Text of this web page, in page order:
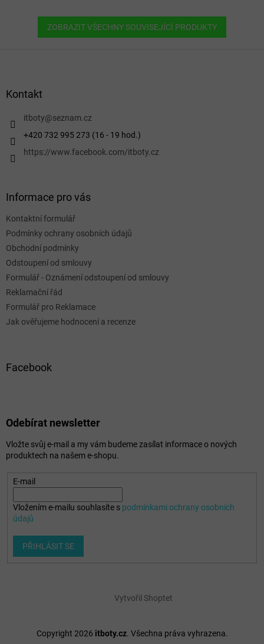
ZOBRAZIT VŠECHNY SOUVISEJÍCÍ PRODUKTY
Kontakt
itboty@seznam.cz
+420 732 995 273 (16 - 19 hod.)
https://www.facebook.com/itboty.cz
Informace pro vás
Kontaktní formulář
Podmínky ochrany osobních údajů
Obchodní podmínky
Odstoupení od smlouvy
Formulář - Oznámení odstoupení od smlouvy
Reklamační řád
Formulář pro Reklamace
Jak ověřujeme hodnocení a recenze
Facebook
Odebírat newsletter
Vložte svůj e-mail a my vám budeme zasílat informace o nových
produktech na našem e-shopu.
E-mail
Vložením e-mailu souhlasíte s podmínkami ochrany osobních
údajů
PŘIHLÁSIT SE
Vytvořil Shoptet
Copyright 2026 itboty.cz. Všechna práva vyhrazena.